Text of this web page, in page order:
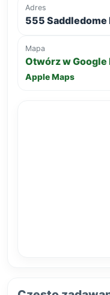
Adres
555 Saddledome
Mapa
Otwórz w Google
Apple Maps